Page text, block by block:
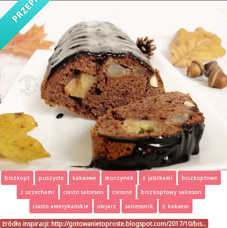
biszkopt puszyste kakaowe murzynek z jabłkami
biszkoptowe
z orzechami
ciasto salceson ciemne
biszkoptowy salceson
ciasto amerykańskie
olejarz salcesonik z kakaem
źródło inspiracji: http://gotowanietoproste.blogspot.com/2017/10/bis…